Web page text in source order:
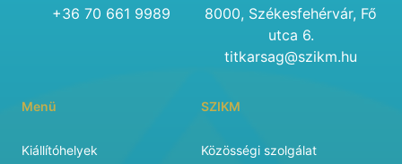
+36 70 661 9989
8000, Székesfehérvár, Fő
utca 6.
titkarsag@szikm.hu
Menü
Kiállítóhelyek
SZIKM
Közösségi szolgálat